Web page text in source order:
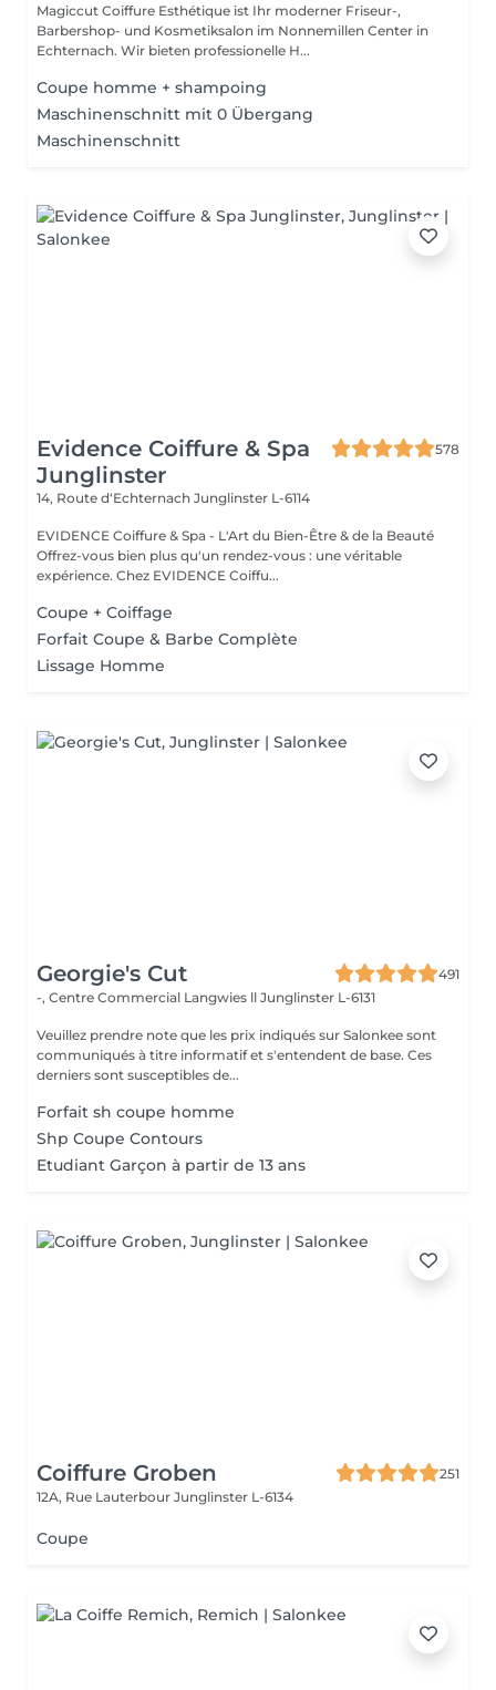
Magiccut Coiffure Esthétique ist Ihr moderner Friseur-,
Barbershop- und Kosmetiksalon im Nonnemillen Center in
Echternach. Wir bieten professionelle H...
Coupe homme + shampoing
Maschinenschnitt mit 0 Übergang
Maschinenschnitt
Evidence Coiffure & Spa
Junglinster
578
14, Route d‘Echternach Junglinster L-6114
EVIDENCE Coiffure & Spa - L'Art du Bien-Être & de la Beauté
Offrez-vous bien plus qu'un rendez-vous : une véritable
expérience. Chez EVIDENCE Coiffu...
Coupe + Coiffage
Forfait Coupe & Barbe Complète
Lissage Homme
Georgie's Cut
491
-, Centre Commercial Langwies ll Junglinster L-6131
Veuillez prendre note que les prix indiqués sur Salonkee sont
communiqués à titre informatif et s'entendent de base. Ces
derniers sont susceptibles de...
Forfait sh coupe homme
Shp Coupe Contours
Etudiant Garçon à partir de 13 ans
Coiffure Groben
251
12A, Rue Lauterbour Junglinster L-6134
Coupe